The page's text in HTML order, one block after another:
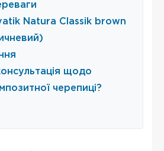
Natura Classik brown
щодо
черепиці?